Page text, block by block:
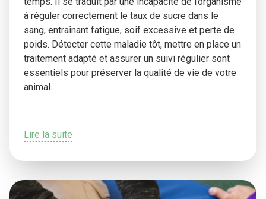
à réguler correctement le taux de sucre dans le
sang, entraînant fatigue, soif excessive et perte de
poids. Détecter cette maladie tôt, mettre en place un
traitement adapté et assurer un suivi régulier sont
essentiels pour préserver la qualité de vie de votre
animal.
Lire la suite